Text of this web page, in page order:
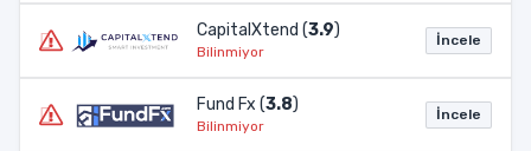
CapitalXtend (3.9)
Bilinmiyor
İncele
Fund Fx (3.8)
Bilinmiyor
İncele